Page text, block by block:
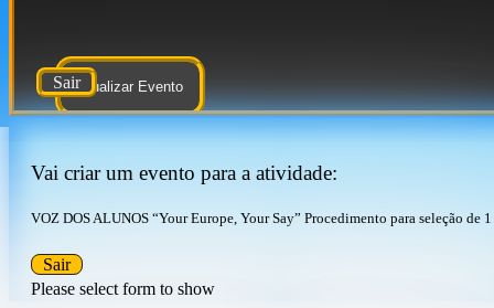
Atualizar Evento
Sair
Vai criar um evento para a atividade:
VOZ DOS ALUNOS “Your Europe, Your Say” Procedimento para seleção de
Please select form to show
Sair